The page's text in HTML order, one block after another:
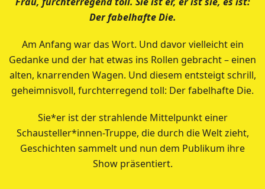
Der fabelhafte Die.
Am Anfang war das Wort. Und davor vielleicht ein
Gedanke und der hat etwas ins Rollen gebracht – einen
alten, knarrenden Wagen. Und diesem entsteigt schrill,
geheimnisvoll, furchterregend toll: Der fabelhafte Die.
Sie*er ist der strahlende Mittelpunkt einer
Schausteller*innen-Truppe, die durch die Welt zieht,
Geschichten sammelt und nun dem Publikum ihre
Show präsentiert.